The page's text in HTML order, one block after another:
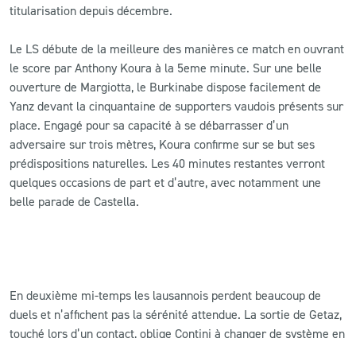
ACTUALITÉS
LS E-SHOP
L’APP DU LS
LS ACADEMY CAMPS
MATCH DES CELEBRITES
PRESSE ET MEDIAS
titularisation depuis décembre.
Le LS débute de la meilleure des manières ce match en ouvrant
le score par Anthony Koura à la 5eme minute. Sur une belle
ouverture de Margiotta, le Burkinabe dispose facilement de
Yanz devant la cinquantaine de supporters vaudois présents sur
place. Engagé pour sa capacité à se débarrasser d’un
adversaire sur trois mètres, Koura confirme sur se but ses
prédispositions naturelles. Les 40 minutes restantes verront
quelques occasions de part et d’autre, avec notamment une
belle parade de Castella.
En deuxième mi-temps les lausannois perdent beaucoup de
duels et n’affichent pas la sérénité attendue. La sortie de Getaz,
touché lors d’un contact, oblige Contini à changer de système en